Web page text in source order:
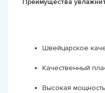
Преимущества
Швейцарское
Качественный
Высокая